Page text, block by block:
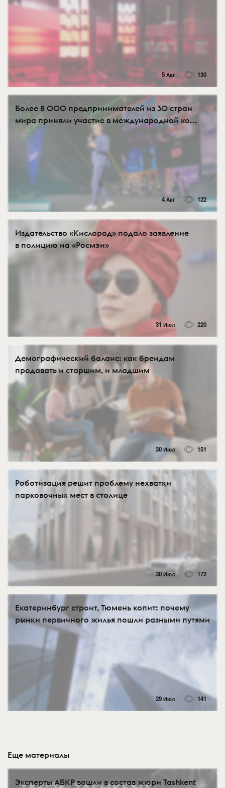
5 Авг 130
Более 8 000 предпринимателей из 30 стран
мира приняли участие в международной ко...
4 Авг 122
Издательство «Кислород» подало заявление
в полицию на «Росмэн»
31 Июл 220
Демографический баланс: как брендам
продавать и старшим, и младшим
30 Июл 151
Роботизация решит проблему нехватки
парковочных мест в столице
30 Июл 172
Екатеринбург строит, Тюмень копит: почему
рынки первичного жилья пошли разными путями
29 Июл 141
Еще материалы
Эксперты АБКР вошли в состав жюри Tashkent